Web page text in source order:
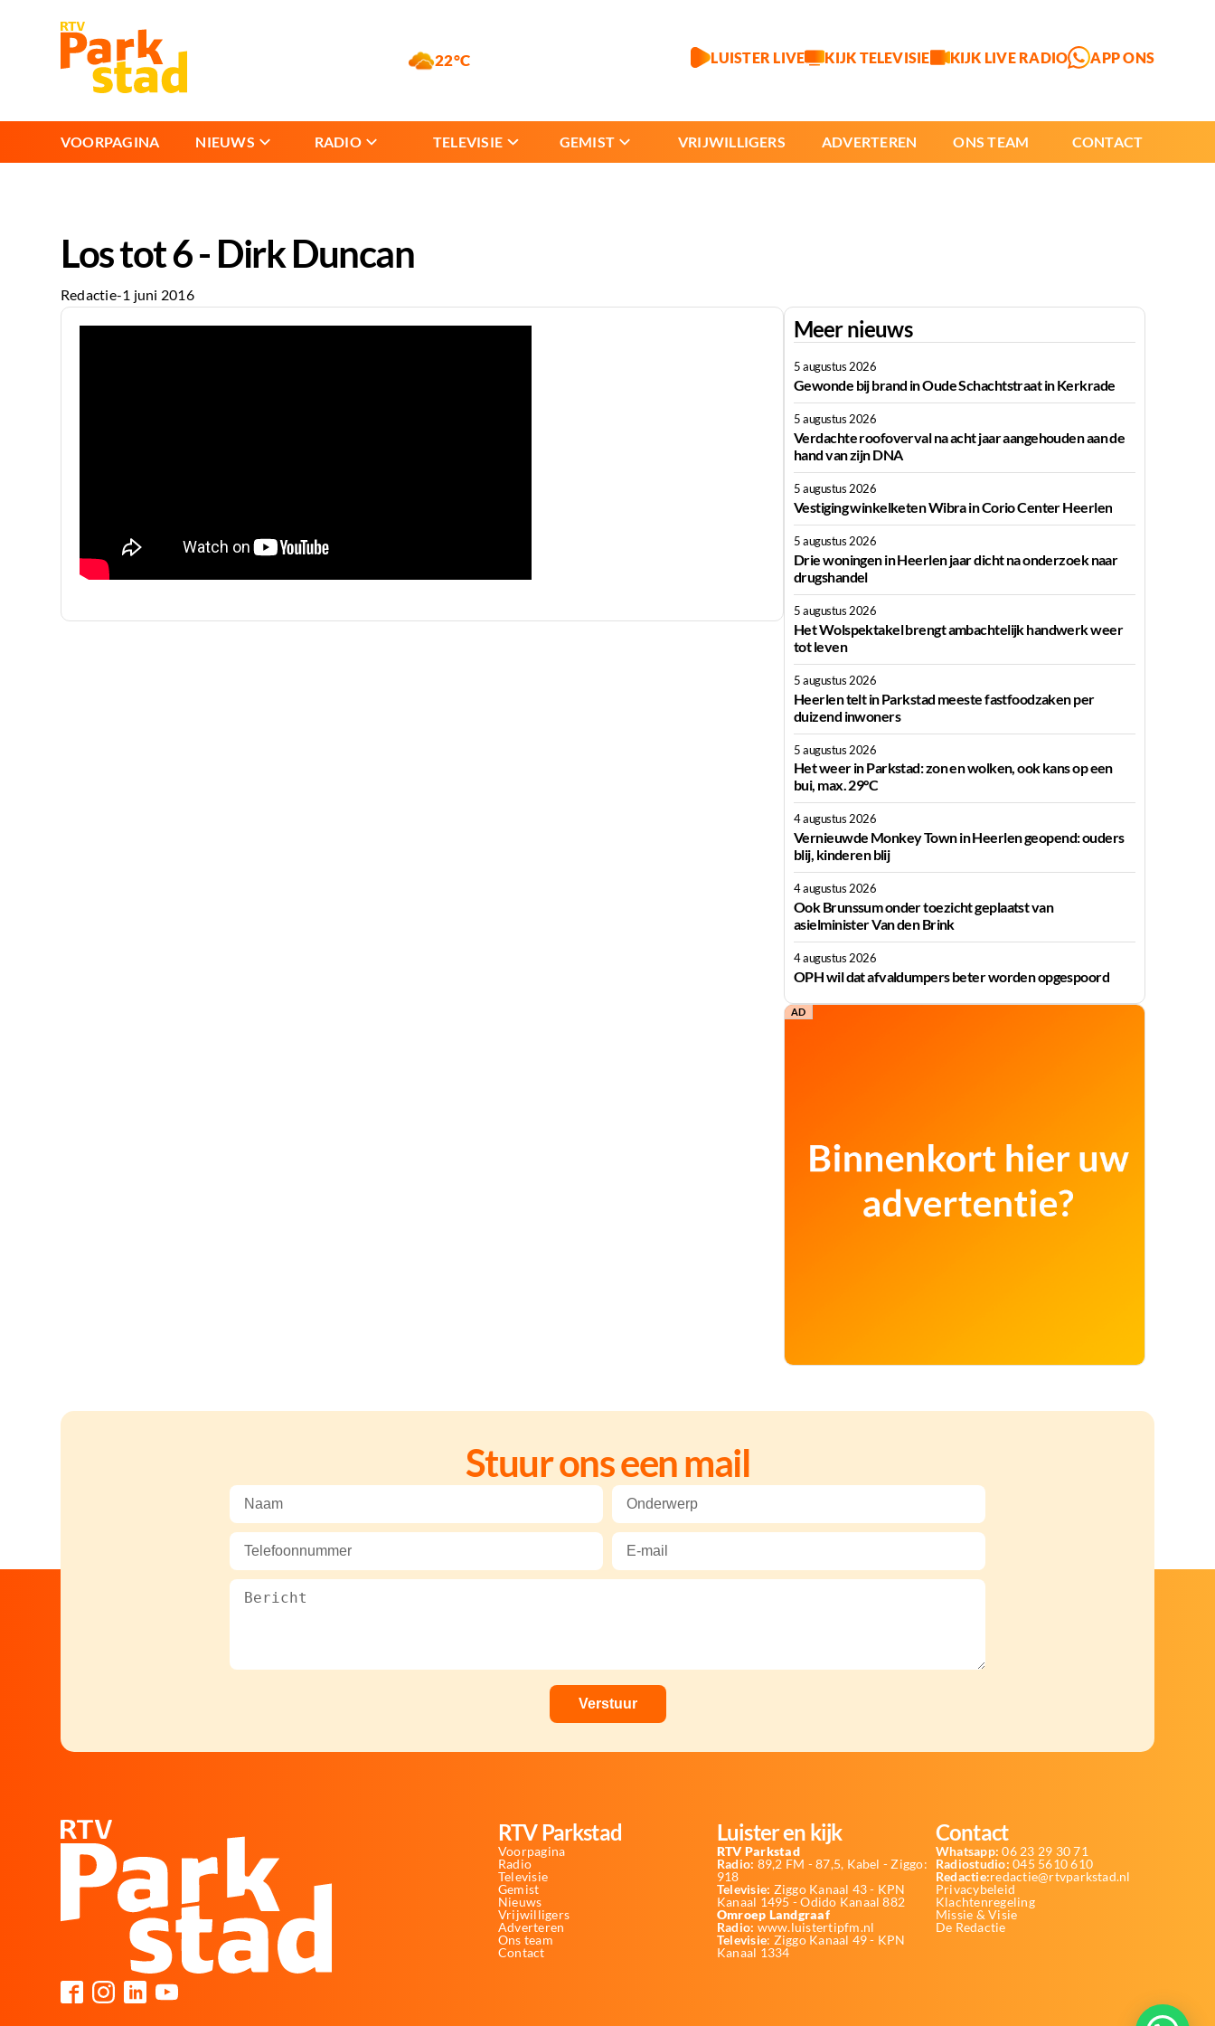
22°C LUISTER LIVE KIJK TELEVISIE KIJK LIVE RADIO APP ONS
VOORPAGINA NIEUWS RADIO TELEVISIE GEMIST VRIJWILLIGERS ADVERTEREN ONS TEAM CONTACT
Los tot 6 - Dirk Duncan
Redactie-1 juni 2016
Meer nieuws
5 augustus 2026
Gewonde bij brand in Oude Schachtstraat in Kerkrade
5 augustus 2026
Verdachte roofoverval na acht jaar aangehouden aan de
hand van zijn DNA
5 augustus 2026
Vestiging winkelketen Wibra in Corio Center Heerlen
5 augustus 2026
Drie woningen in Heerlen jaar dicht na onderzoek naar
drugshandel
5 augustus 2026
Het Wolspektakel brengt ambachtelijk handwerk weer
tot leven
5 augustus 2026
Heerlen telt in Parkstad meeste fastfoodzaken per
duizend inwoners
5 augustus 2026
Het weer in Parkstad: zon en wolken, ook kans op een
bui, max. 29°C
4 augustus 2026
Vernieuwde Monkey Town in Heerlen geopend: ouders
blij, kinderen blij
4 augustus 2026
Ook Brunssum onder toezicht geplaatst van
asielminister Van den Brink
4 augustus 2026
OPH wil dat afvaldumpers beter worden opgespoord
AD
Stuur ons een mail
RTV Parkstad
Voorpagina
Radio
Televisie
Gemist
Nieuws
Vrijwilligers
Adverteren
Ons team
Contact
Luister en kijk
RTV Parkstad
Radio: 89,2 FM - 87,5, Kabel - Ziggo:
918
Televisie: Ziggo Kanaal 43 - KPN
Kanaal 1495 - Odido Kanaal 882
Omroep Landgraaf
Radio: www.luistertipfm.nl
Televisie: Ziggo Kanaal 49 - KPN
Kanaal 1334
Contact
Whatsapp: 06 23 29 30 71
Radiostudio: 045 5610 610
Redactie:redactie@rtvparkstad.nl
Privacybeleid
Klachtenregeling
Missie & Visie
De Redactie